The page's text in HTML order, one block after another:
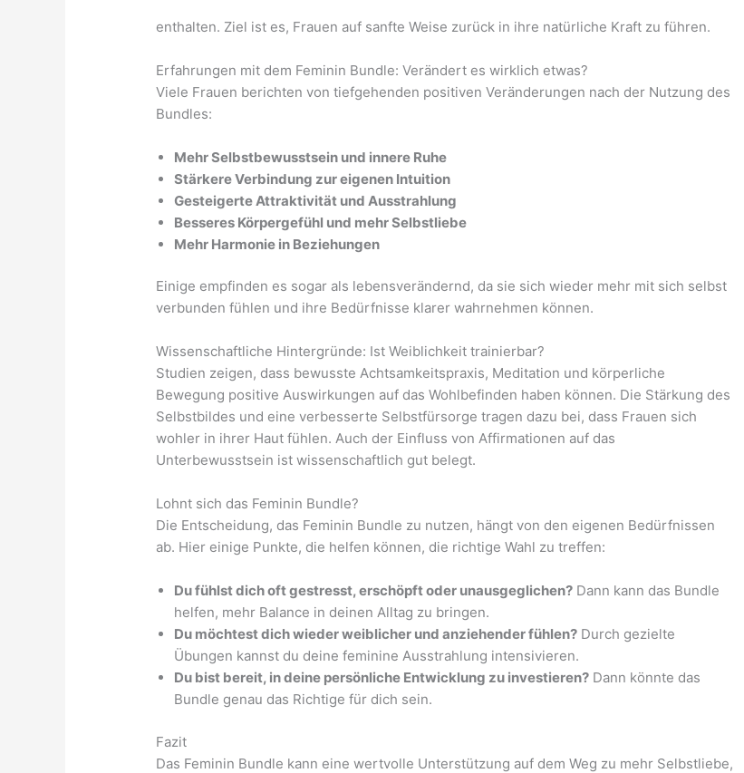
enthalten. Ziel ist es, Frauen auf sanfte Weise zurück in ihre natürliche Kraft zu führen.
Erfahrungen mit dem Feminin Bundle: Verändert es wirklich etwas?
Viele Frauen berichten von tiefgehenden positiven Veränderungen nach der Nutzung des
Bundles:
Mehr Selbstbewusstsein und innere Ruhe
Stärkere Verbindung zur eigenen Intuition
Gesteigerte Attraktivität und Ausstrahlung
Besseres Körpergefühl und mehr Selbstliebe
Mehr Harmonie in Beziehungen
Einige empfinden es sogar als lebensverändernd, da sie sich wieder mehr mit sich selbst
verbunden fühlen und ihre Bedürfnisse klarer wahrnehmen können.
Wissenschaftliche Hintergründe: Ist Weiblichkeit trainierbar?
Studien zeigen, dass bewusste Achtsamkeitspraxis, Meditation und körperliche
Bewegung positive Auswirkungen auf das Wohlbefinden haben können. Die Stärkung des
Selbstbildes und eine verbesserte Selbstfürsorge tragen dazu bei, dass Frauen sich
wohler in ihrer Haut fühlen. Auch der Einfluss von Affirmationen auf das
Unterbewusstsein ist wissenschaftlich gut belegt.
Lohnt sich das Feminin Bundle?
Die Entscheidung, das Feminin Bundle zu nutzen, hängt von den eigenen Bedürfnissen
ab. Hier einige Punkte, die helfen können, die richtige Wahl zu treffen:
Du fühlst dich oft gestresst, erschöpft oder unausgeglichen? Dann kann das Bundle
helfen, mehr Balance in deinen Alltag zu bringen.
Du möchtest dich wieder weiblicher und anziehender fühlen? Durch gezielte
Übungen kannst du deine feminine Ausstrahlung intensivieren.
Du bist bereit, in deine persönliche Entwicklung zu investieren? Dann könnte das
Bundle genau das Richtige für dich sein.
Fazit
Das Feminin Bundle kann eine wertvolle Unterstützung auf dem Weg zu mehr Selbstliebe,